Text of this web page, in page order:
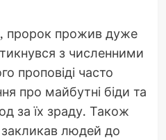
пророк прожив дуже
з численними
проповіді часто
про майбутні біди та
за їх зраду. Також
людей до